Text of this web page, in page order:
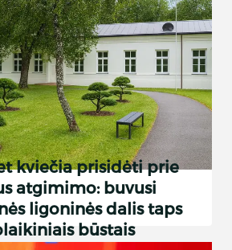
kviečia prisidėti prie
atgimimo: buvusi
ligoninės dalis taps
būstais